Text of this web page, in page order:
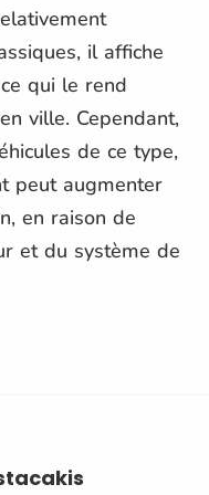
il affiche
qui le rend
ville. Cependant,
de ce type,
peut augmenter
en raison de
et du système de